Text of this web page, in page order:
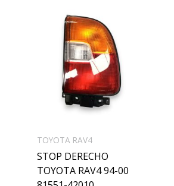
TOYOTA RAV4
STOP DERECHO
TOYOTA RAV4 94-00